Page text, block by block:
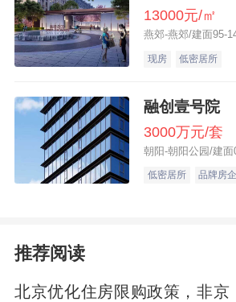
仅发展了7家，且仅布局中国
地区，尚未大规模下沉。
13000元/㎡
燕郊-燕郊/建面95-
现房 低密居所
融创壹号院
3000万元/套
朝阳-朝阳公园/建面
低密居所 品牌房企
推荐阅读
北京优化住房限购政策，非京